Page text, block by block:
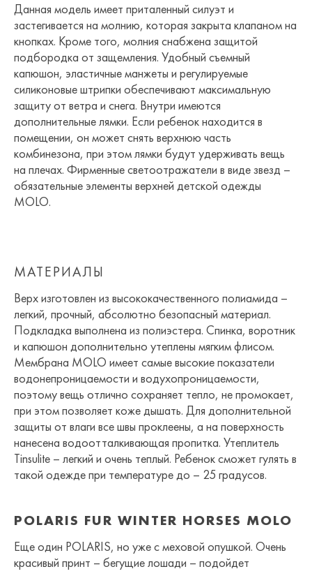
Данная модель имеет приталенный силуэт и
застегивается на молнию, которая закрыта клапаном на
кнопках. Кроме того, молния снабжена защитой
подбородка от защемления. Удобный съемный
капюшон, эластичные манжеты и регулируемые
силиконовые штрипки обеспечивают максимальную
защиту от ветра и снега. Внутри имеются
дополнительные лямки. Если ребенок находится в
помещении, он может снять верхнюю часть
комбинезона, при этом лямки будут удерживать вещь
на плечах. Фирменные светоотражатели в виде звезд –
обязательные элементы верхней детской одежды
MOLO.
МАТЕРИАЛЫ
Верх изготовлен из высококачественного полиамида –
легкий, прочный, абсолютно безопасный материал.
Подкладка выполнена из полиэстера. Спинка, воротник
и капюшон дополнительно утеплены мягким флисом.
Мембрана MOLO имеет самые высокие показатели
водонепроницаемости и водухопроницаемости,
поэтому вещь отлично сохраняет тепло, не промокает,
при этом позволяет коже дышать. Для дополнительной
защиты от влаги все швы проклеены, а на поверхность
нанесена водоотталкивающая пропитка. Утеплитель
Tinsulite – легкий и очень теплый. Ребенок сможет гулять в
такой одежде при температуре до – 25 градусов.
POLARIS FUR WINTER HORSES MOLO
Еще один POLARIS, но уже с меховой опушкой. Очень
красивый принт – бегущие лошади – подойдет